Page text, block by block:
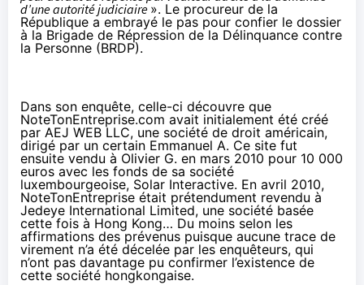
d’une autorité judiciaire ». Le procureur de la
République a embrayé le pas pour confier le dossier
à la Brigade de Répression de la Délinquance contre
la Personne (BRDP).
Dans son enquête, celle-ci découvre que
NoteTonEntreprise.com avait initialement été créé
par AEJ WEB LLC, une société de droit américain,
dirigé par un certain Emmanuel A. Ce site fut
ensuite vendu à Olivier G. en mars 2010 pour 10 000
euros avec les fonds de sa société
luxembourgeoise, Solar Interactive. En avril 2010,
NoteTonEntreprise était prétendument revendu à
Jedeye International Limited, une société basée
cette fois à Hong Kong… Du moins selon les
affirmations des prévenus puisque aucune trace de
virement n’a été décelée par les enquêteurs, qui
n’ont pas davantage pu confirmer l’existence de
cette société hongkongaise.